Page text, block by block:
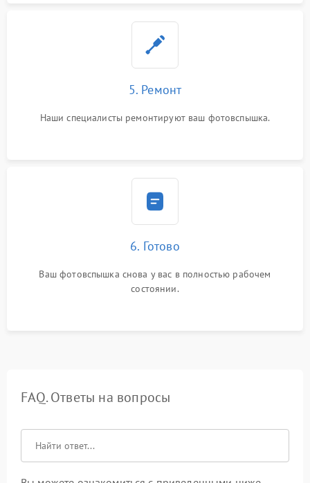
5. Ремонт
Наши специалисты ремонтируют ваш фотовспышка.
6. Готово
Ваш фотовспышка снова у вас в полностью рабочем
состоянии.
FAQ. Ответы на вопросы